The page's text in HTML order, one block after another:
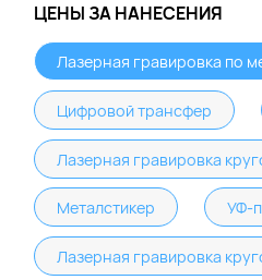
ЦЕНЫ ЗА НАНЕСЕНИЯ
Лазерная гравировка по
Цифровой трансфер
Лазерная гравировка
Металстикер УФ-
Лазерная гравировка